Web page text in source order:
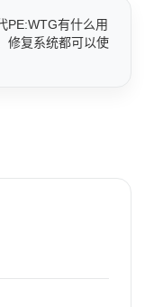
PE:WTG有什么用
修复系统都可以使